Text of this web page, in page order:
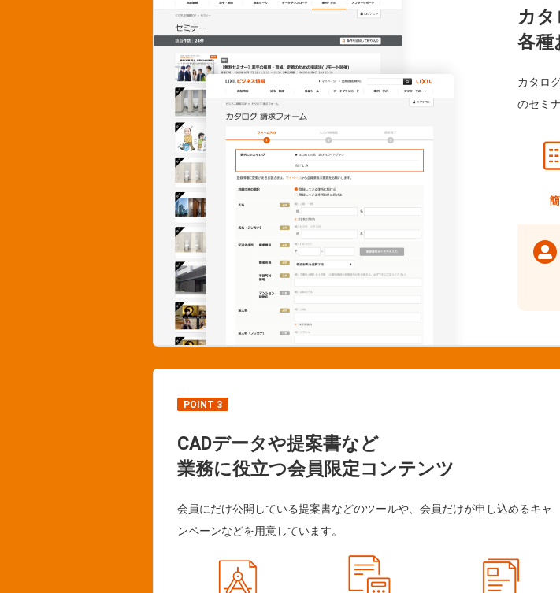
カ
各種
カタロ
のセミ
POINT 3
CADデータや提案書など
業務に役立つ会員限定コンテンツ
会員にだけ公開している提案書などのツールや、会員だけが申し込めるキャ
ンペーンなどを用意しています。